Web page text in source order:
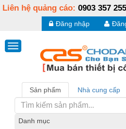
Liên hệ quảng cáo: 0903 357 255
Đăng nhập
Sản phẩm Nhà cung cấp
Danh mục